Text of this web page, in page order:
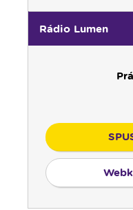
Rádio Lumen
00:01
Gaučing -
01:00
Rodina -
01:30
03:00
Svetlo